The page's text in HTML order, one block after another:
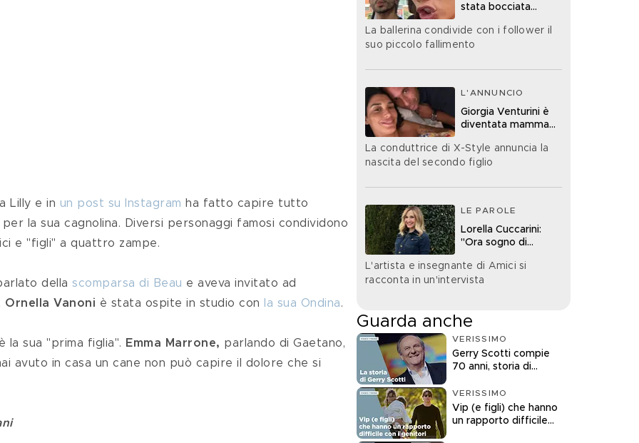
Lilly e in un post su Instagram ha fatto capire tutto
la sua cagnolina. Diversi personaggi famosi condividono
e "figli" a quattro zampe.
della scomparsa di Beau e aveva invitato ad
Ornella Vanoni è stata ospite in studio con la sua Ondina.
la sua "prima figlia". Emma Marrone, parlando di Gaetano,
avuto in casa un cane non può capire il dolore che si
stata bocciata
patente”
La ballerina condivide con i follower il
suo piccolo fallimento
L'ANNUNCIO
Giorgia Venturini è
diventata mamma
La conduttrice di X-Style annuncia la
nascita del secondo figlio
LE PAROLE
Lorella Cuccarini:
"Ora sogno di
L'artista e insegnante di Amici si
racconta in un'intervista
Guarda anche
VERISSIMO
Gerry Scotti compie
70 anni, storia di
VERISSIMO
Vip (e figli) che hanno
un rapporto difficile